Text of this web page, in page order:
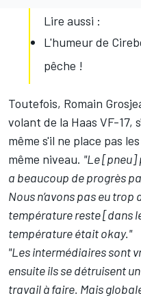
Lire aussi :
L'humeur de
pêche !
Toutefois, Romain
volant de la Haas VF-
même s'il ne place pas
même niveau. "Le [pneu]
a beaucoup de progrès
Nous n’avons pas eu trop
température reste [dans
température était okay."
"Les intermédiaires sont
ensuite ils se détruisent
travail à faire. Mais